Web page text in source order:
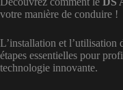
votre manière de conduire !
L’installation et l’utilisation
étapes essentielles pour
technologie innovante.